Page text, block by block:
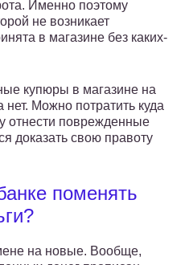
Именно поэтому
не возникает
в магазине без каких-
купюры в магазине на
Можно потратить куда
отнести поврежденные
доказать свою правоту
поменять
на новые. Вообще,